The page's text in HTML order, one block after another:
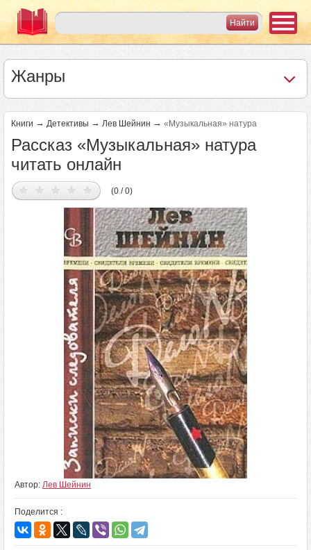
Жанры
Книги → Детективы → Лев Шейнин → «Музыкальная» натура
Рассказ «Музыкальная» натура
читать онлайн
(0 / 0)
Автор: Лев Шейнин
Поделится :